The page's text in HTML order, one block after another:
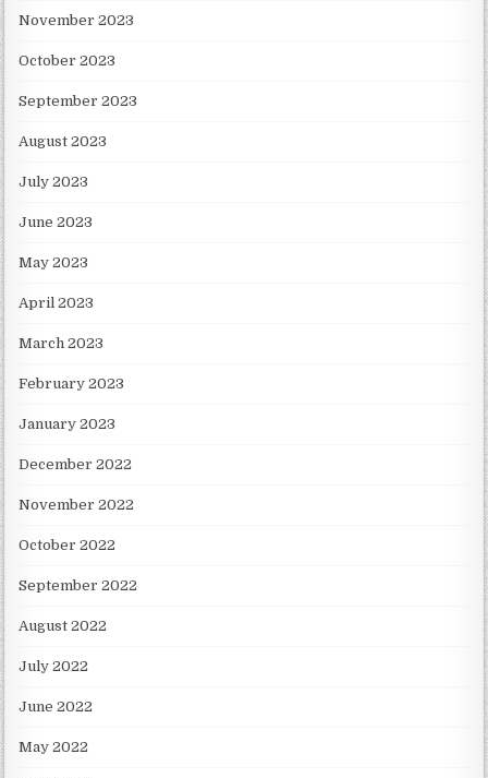
November 2023
October 2023
September 2023
August 2023
July 2023
June 2023
May 2023
April 2023
March 2023
February 2023
January 2023
December 2022
November 2022
October 2022
September 2022
August 2022
July 2022
June 2022
May 2022